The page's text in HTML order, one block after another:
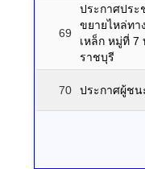
69
ประกาศประ
ขยายไหล่ทา
เหล็ก หมู่ที่ 7
ราชบุรี
70 ประกาศผู้ชน